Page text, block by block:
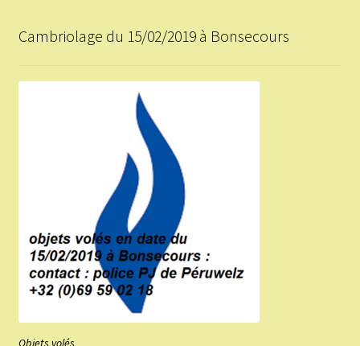
Cambriolage du 15/02/2019 à Bonsecours
Objets volés